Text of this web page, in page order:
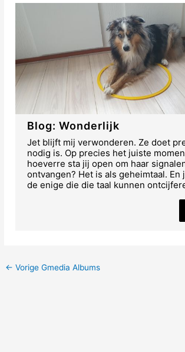
Blog: Wonderlijk
Jet blijft mij verwonderen. Ze doet
nodig is. Op precies het juiste
hoeverre sta jij open om haar
ontvangen? Het is als geheimtaal. En
de enige die die taal kunnen
← Vorige Gmedia Albums